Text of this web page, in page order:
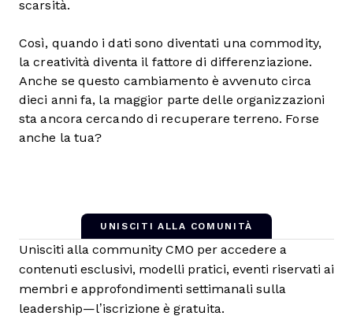
scarsità.
Così, quando i dati sono diventati una commodity,
la creatività diventa il fattore di differenziazione.
Anche se questo cambiamento è avvenuto circa
dieci anni fa, la maggior parte delle organizzazioni
sta ancora cercando di recuperare terreno. Forse
anche la tua?
UNISCITI ALLA COMUNITÀ
Unisciti alla community CMO per accedere a
contenuti esclusivi, modelli pratici, eventi riservati ai
membri e approfondimenti settimanali sulla
leadership—l’iscrizione è gratuita.